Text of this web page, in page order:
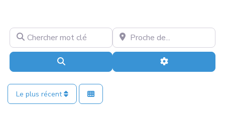
Chercher mot clé Proche de…
Recherche Advanced
Le plus récent